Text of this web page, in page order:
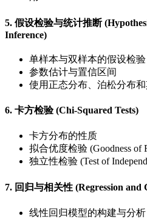
5. 假设检验与统计推断
Inference)
单样本与双样本的假设检验
参数估计与置信区间
使用正态分布、泊松分布
6. 卡方检验 (Chi-Squared Tests)
卡方分布的性质
拟合优度检验 (Goodness of
独立性检验 (Test of
7. 回归与相关性 (Regression and
线性回归模型的构建与分析